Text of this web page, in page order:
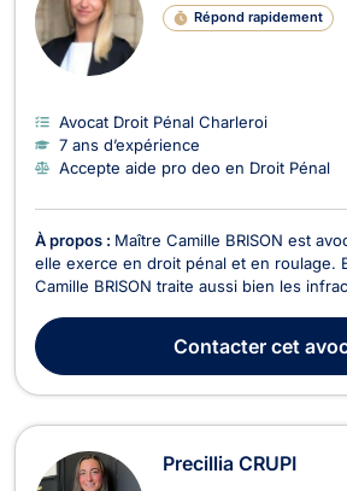
Répond rapidement
Avocat Droit Pénal Charleroi
7 ans d’expérience
Accepte aide pro deo en Droit Pénal
À propos : Maître Camille BRISON est
elle exerce en droit pénal et en roulage.
Camille BRISON traite aussi bien les
celles contre les personnes
blessures, etc.). En cas d’audit...
Contactercet
Precillia CRUPI